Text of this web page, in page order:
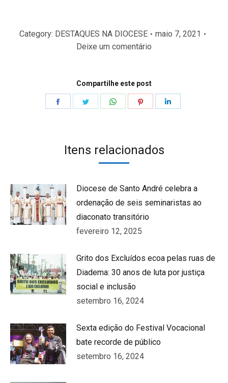
Category: DESTAQUES NA DIOCESE
maio 7, 2021
Deixe um comentário
Compartilhe este post
Itens relacionados
Diocese de Santo André celebra a
ordenação de seis seminaristas ao
diaconato transitório
fevereiro 12, 2025
Grito dos Excluídos ecoa pelas ruas de
Diadema: 30 anos de luta por justiça
social e inclusão
setembro 16, 2024
Sexta edição do Festival Vocacional
bate recorde de público
setembro 16, 2024